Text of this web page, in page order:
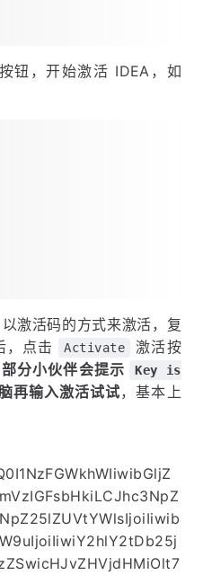
按钮，开始激活 IDEA，如
以激活码的方式来激活，复
，点击
Activate
激活按
分小伙伴会提示
Key is
再输入激活试试，基本上